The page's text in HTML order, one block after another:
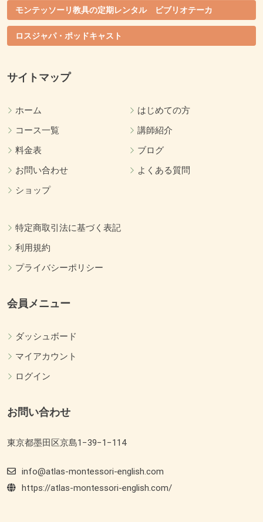
モンテッソーリ教具の定期レンタル ビブリオテーカ
ロスジャパ・ポッドキャスト
サイトマップ
ホーム
はじめての方
コース一覧
講師紹介
料金表
ブログ
お問い合わせ
よくある質問
ショップ
特定商取引法に基づく表記
利用規約
プライバシーポリシー
会員メニュー
ダッシュボード
マイアカウント
ログイン
お問い合わせ
東京都墨田区京島1−39−1−114
info@atlas-montessori-english.com
https://atlas-montessori-english.com/